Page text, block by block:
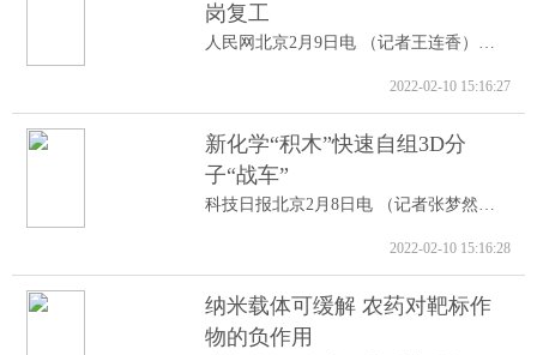
岗复工
人民网北京2月9日电 （记者王连香）记者...
2022-02-10 15:16:27
新化学“积木”快速自组3D分
子“战车”
科技日报北京2月8日电 （记者张梦然）据...
2022-02-10 15:16:28
纳米载体可缓解 农药对靶标作
物的负作用